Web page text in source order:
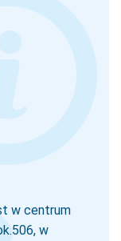
w centrum
w